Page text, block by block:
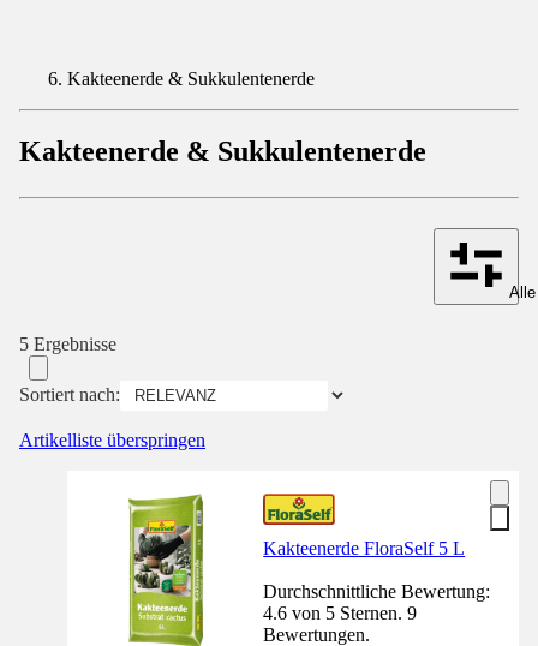
Kakteenerde & Sukkulentenerde
Kakteenerde & Sukkulentenerde
5 Ergebnisse
Sortiert nach:
Artikelliste überspringen
Kakteenerde FloraSelf 5 L
Durchschnittliche Bewertung:
4.6 von 5 Sternen. 9
Bewertungen.